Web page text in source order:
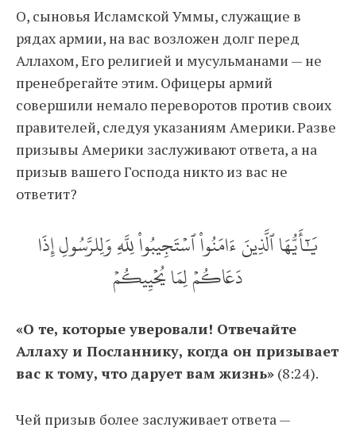
О, сыновья Исламской Уммы, служащие в
рядах армии, на вас возложен долг перед
Аллахом, Его религией и мусульманами — не
пренебрегайте этим. Офицеры армий
совершили немало переворотов против своих
правителей, следуя указаниям Америки. Разве
призывы Америки заслуживают ответа, а на
призыв вашего Господа никто из вас не
ответит?
يَٰٓأَيُّهَا ٱلَّذِينَ ءَامَنُواْ ٱسۡتَجِيبُواْ لِلَّهِ وَلِلرَّسُولِ إِذَا
دَعَاكُمۡ لِمَا يُحۡيِيكُمۡ
«О те, которые уверовали! Отвечайте
Аллаху и Посланнику, когда он призывает
вас к тому, что дарует вам жизнь» (8:24).
Чей призыв более заслуживает ответа —